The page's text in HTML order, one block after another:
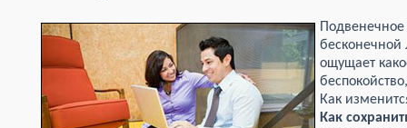
бесконечной
ощущает
Как
Как